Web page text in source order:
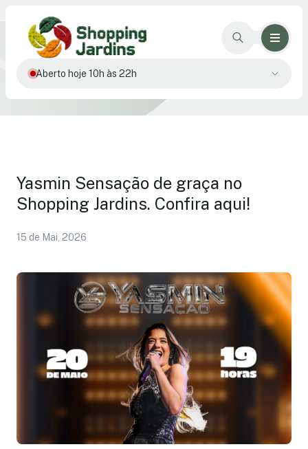
Aberto hoje 10h às 22h
Yasmin Sensação de graça no
Shopping Jardins. Confira aqui!
15 de Mai, 2026